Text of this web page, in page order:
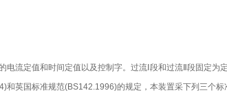
电流定值和时间定值以及控制字。过流Ⅰ段和过流Ⅱ段固定
和英国标准规范(BS142.1996)的规定，本装置采下列三个标